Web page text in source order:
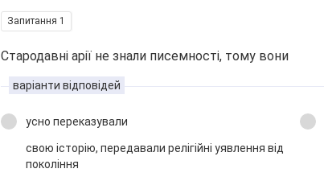
Запитання 1
Стародавні арії не знали писемності, тому вони
варіанти відповідей
усно переказували
свою історію, передавали релігійні уявлення від
покоління